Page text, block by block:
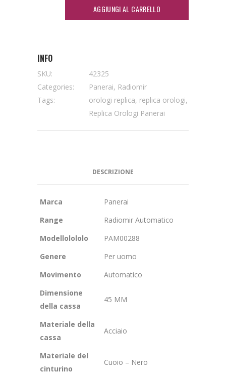
AGGIUNGI AL CARRELLO
INFO
SKU:
42325
Categories:
Panerai, Radiomir
Tags:
orologi replica, replica orologi,
Replica Orologi Panerai
DESCRIZIONE
Marca
Panerai
Range
Radiomir Automatico
Modellolololo
PAM00288
Genere
Per uomo
Movimento
Automatico
Dimensione
della cassa
45 MM
Materiale della
cassa
Acciaio
Materiale del
cinturino
Cuoio – Nero